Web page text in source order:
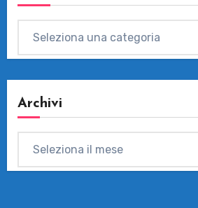
Archivi